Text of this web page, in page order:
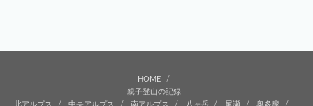
HOME
親子登山の記録
北アルプス
中央アルプス 南アルプス 八ヶ岳 尾瀬 奥多摩